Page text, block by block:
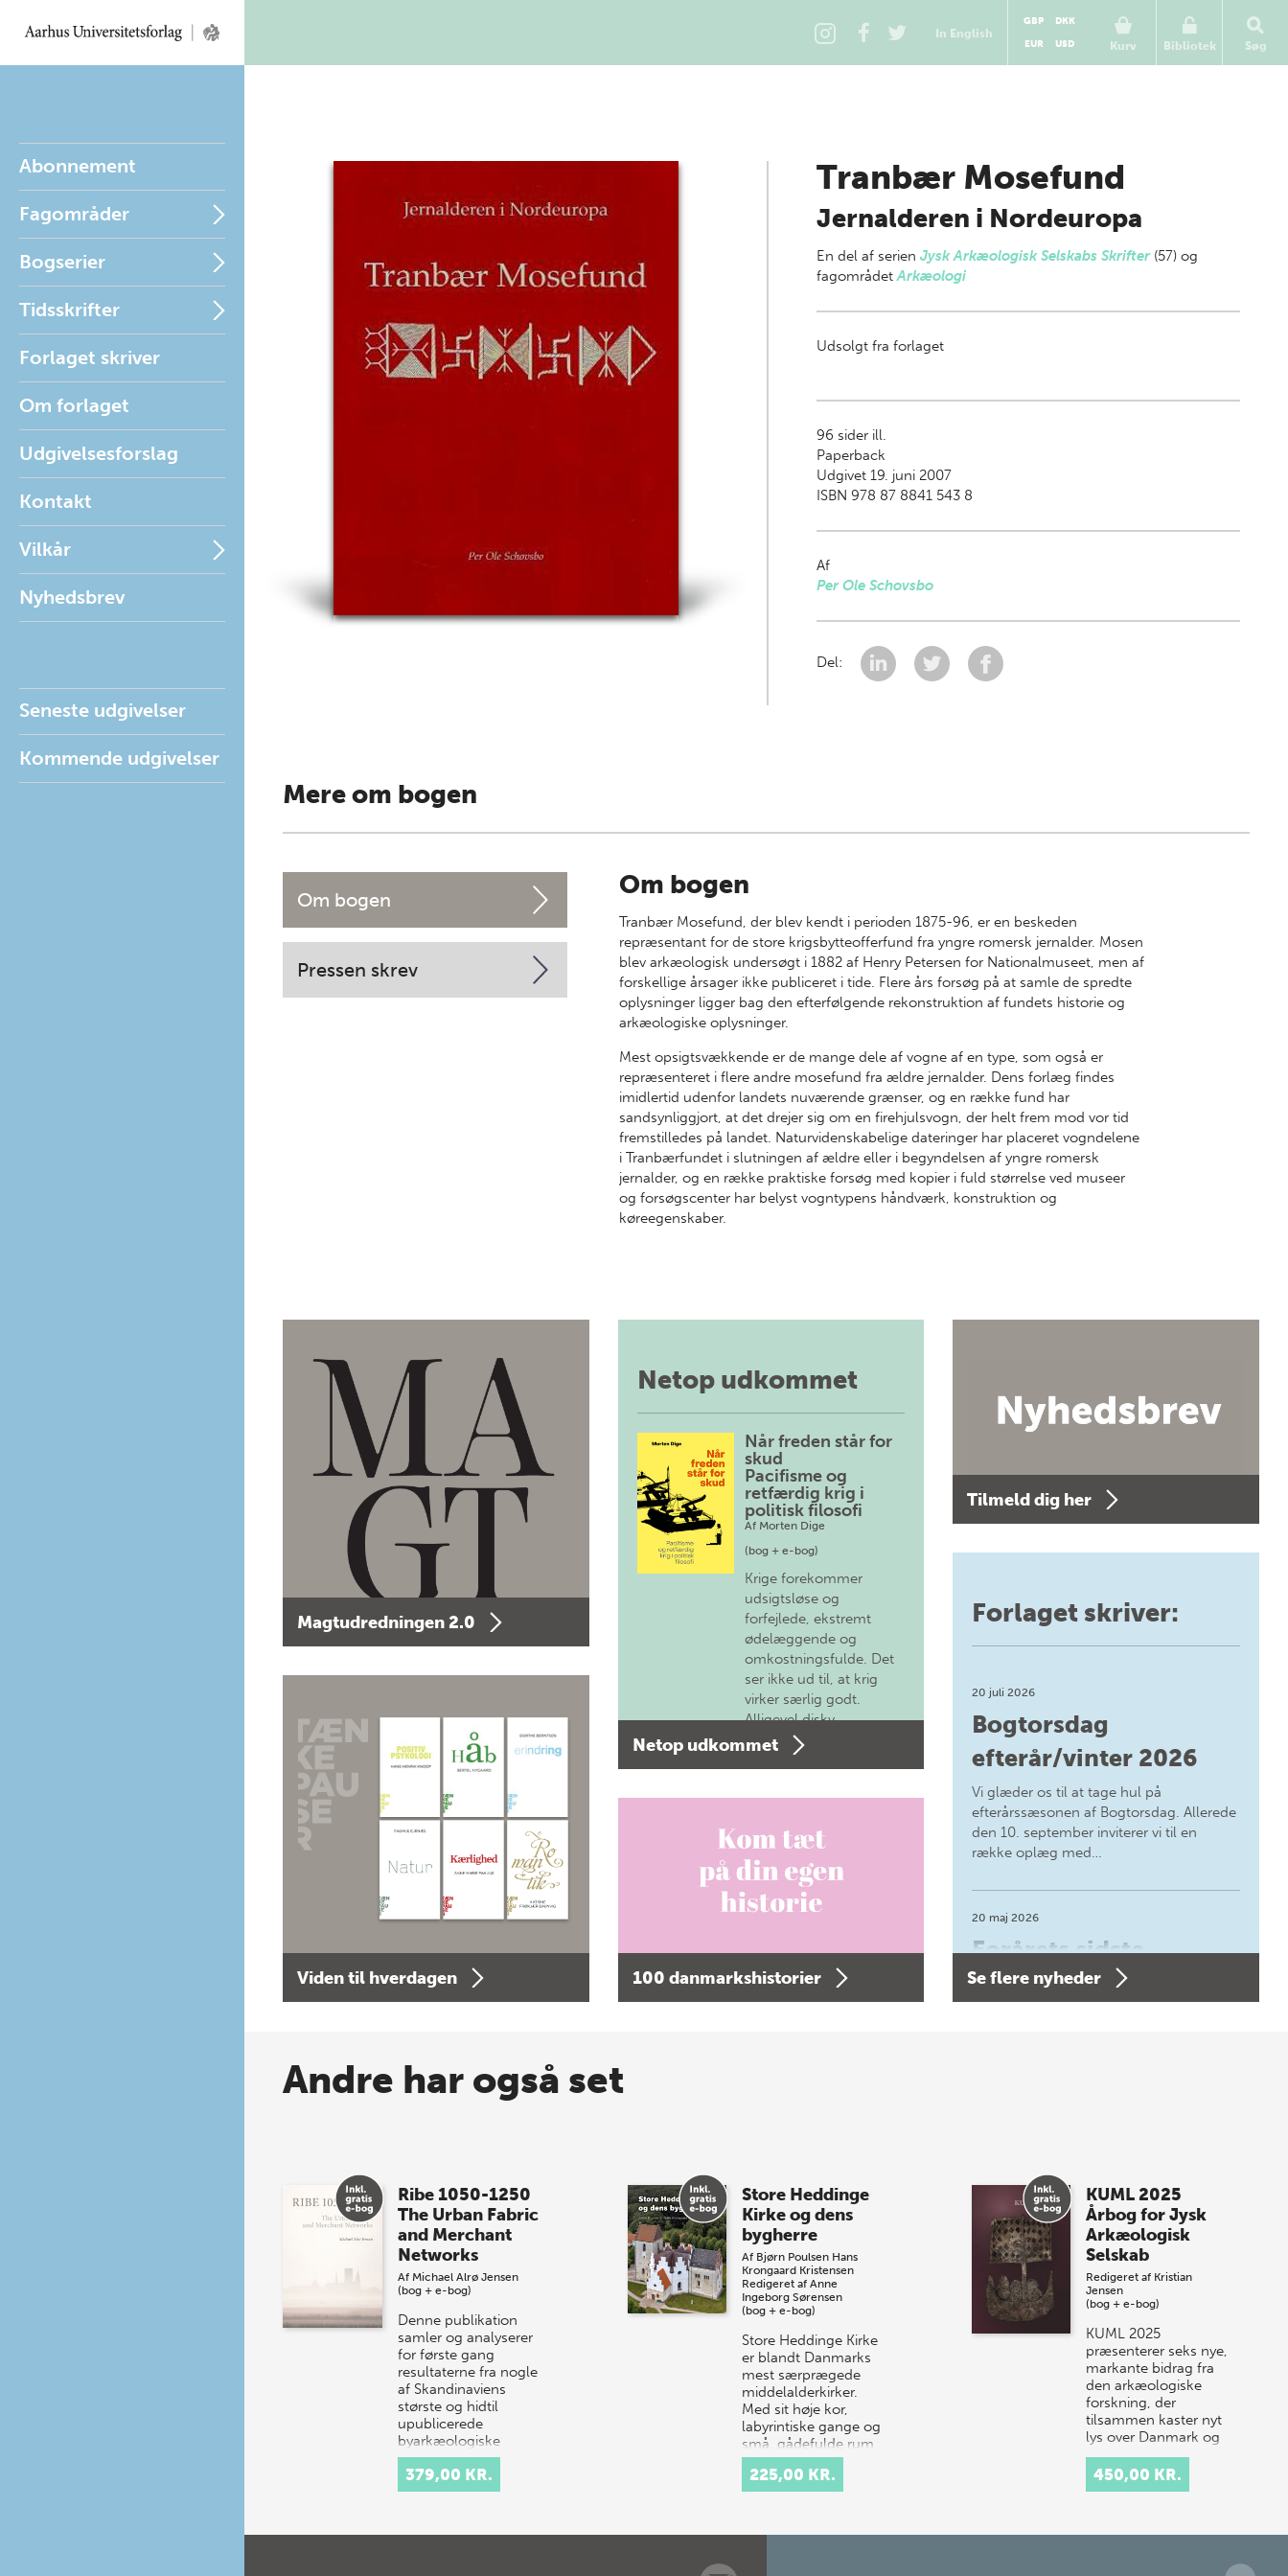
In English
Kurv
GBP
DKK
EUR
USD Bibliotek Søg
Abonnement
Fagområder
Bogserier
Tidsskrifter
Forlaget skriver
Om forlaget
Udgivelsesforslag
Kontakt
Vilkår
Nyhedsbrev
Seneste udgivelser
Kommende udgivelser
Tranbær Mosefund
Jernalderen i Nordeuropa
En del af serien Jysk Arkæologisk Selskabs Skrifter (57) og
fagområdetArkæologi
Udsolgt fra forlaget
96 sider ill.
Paperback
Udgivet 19. juni 2007
ISBN 978 87 8841 543 8
Af
Per Ole Schovsbo
Del:
Mere om bogen
Om bogen
Pressen skrev
Om bogen
Tranbær Mosefund, der blev kendt i perioden 1875-96, er en beskeden
repræsentant for de store krigsbytteofferfund fra yngre romersk jernalder. Mosen
blev arkæologisk undersøgt i 1882 af Henry Petersen for Nationalmuseet, men af
forskellige årsager ikke publiceret i tide. Flere års forsøg på at samle de spredte
oplysninger ligger bag den efterfølgende rekonstruktion af fundets historie og
arkæologiske oplysninger.
Mest opsigtsvækkende er de mange dele af vogne af en type, som også er
repræsenteret i flere andre mosefund fra ældre jernalder. Dens forlæg findes
imidlertid udenfor landets nuværende grænser, og en række fund har
sandsynliggjort, at det drejer sig om en firehjulsvogn, der helt frem mod vor tid
fremstilledes på landet. Naturvidenskabelige dateringer har placeret vogndelene
i Tranbærfundet i slutningen af ældre eller i begyndelsen af yngre romersk
jernalder, og en række praktiske forsøg med kopier i fuld størrelse ved museer
og forsøgscenter har belyst vogntypens håndværk, konstruktion og
køreegenskaber.
Magtudredningen 2.0
Viden til hverdagen
Netop udkommet
Når freden står for
skud
Pacifisme og
retfærdig krig i
politisk filosofi
Af Morten Dige
(bog + e-bog)
Krige forekommer
udsigtsløse og
forfejlede, ekstremt
ødelæggende og
omkostningsfulde. Det
ser ikke ud til, at krig
virker særlig godt.
Alligevel diskv…
Netop udkommet
100 danmarkshistorier
Tilmeld dig her
Forlaget skriver:
20 juli 2026
Bogtorsdag
efterår/vinter 2026
Vi glæder os til at tage hul på
efterårssæsonen af Bogtorsdag. Allerede
den 10. september inviterer vi til en
række oplæg med…
20 maj 2026
Forårets sidste
Bogtorsdag 11. juni
Spar op til 70% til
sommer-lagersalg!
Vi gentager succesen og inviterer igen i
år til vores store sommer-lagersalg,
så sæt kryds i kalenderen onsdag den
10. j…
Se flere nyheder
Andre har også set
Ribe 1050-1250
The Urban Fabric
and Merchant
Networks
Af Michael Alrø Jensen
(bog + e-bog)
Denne publikation
samler og analyserer
for første gang
resultaterne fra nogle
af Skandinaviens
største og hidtil
upublicerede
byarkæologiske
udgravnin…
379,00 KR.
Store Heddinge
Kirke og dens
bygherre
Af Bjørn Poulsen Hans
Krongaard Kristensen
Redigeret af Anne
Ingeborg Sørensen
(bog + e-bog)
Store Heddinge Kirke
er blandt Danmarks
mest særprægede
middelalderkirker.
Med sit høje kor,
labyrintiske gange og
små, gådefulde rum
samt det ottekan…
225,00 KR.
KUML 2025
Årbog for Jysk
Arkæologisk
Selskab
Redigeret af Kristian
Jensen
(bog + e-bog)
KUML 2025
præsenterer seks nye,
markante bidrag fra
den arkæologiske
forskning, der
tilsammen kaster nyt
lys over Danmark og
Nordens historie.
Årbogen…
450,00 KR.